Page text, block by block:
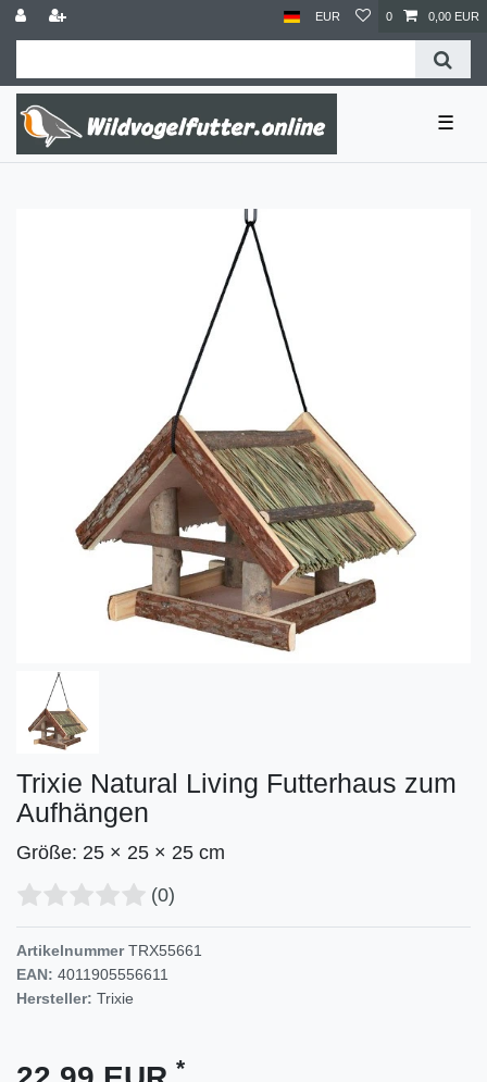
EUR 0 0,00 EUR
☰
Trixie Natural Living Futterhaus zum
Aufhängen
Größe: 25 × 25 × 25 cm
(0)
ArtikelnummerTRX55661
EAN: 4011905556611
Hersteller: Trixie
*